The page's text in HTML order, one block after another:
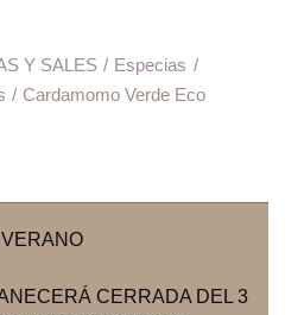
Y SALES
Especias
Cardamomo Verde Eco
CERRADA DEL 3